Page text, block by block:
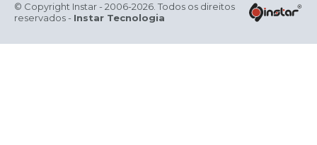
© Copyright Instar - 2006-2026. Todos os direitos
reservados - Instar Tecnologia